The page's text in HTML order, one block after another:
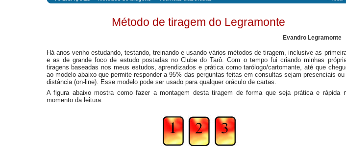
Método de tiragem do Legramonte
Evandro Legramonte
Há anos venho estudando, testando, treinando e usando vários métodos de tiragem, inclusive as
e as de grande foco de estudo postadas no Clube do Tarô. Com o tempo fui criando minhas
tiragens baseadas nos meus estudos, aprendizados e prática como tarólogo/cartomante, até que
ao modelo abaixo que permite responder a 95% das perguntas feitas em consultas sejam presenciais ou
distância (on-line). Esse modelo pode ser usado para qualquer oráculo de cartas.
A figura abaixo mostra como fazer a montagem desta tiragem de forma que seja prática e rápida
momento da leitura: